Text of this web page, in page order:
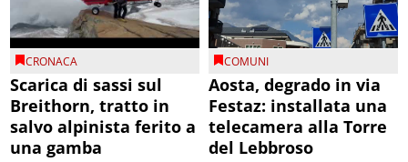
CRONACA
Scarica di sassi sul
Breithorn, tratto in
salvo alpinista ferito a
una gamba
COMUNI
Aosta, degrado in via
Festaz: installata una
telecamera alla Torre
del Lebbroso